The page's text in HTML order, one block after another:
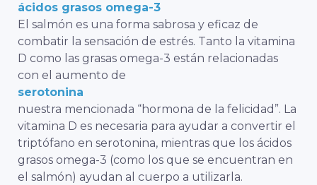
ácidos grasos omega-3
El salmón es una forma sabrosa y eficaz de
combatir la sensación de estrés. Tanto la vitamina
D como las grasas omega-3 están relacionadas
con el aumento de
serotonina
nuestra mencionada “hormona de la felicidad”. La
vitamina D es necesaria para ayudar a convertir el
triptófano en serotonina, mientras que los ácidos
grasos omega-3 (como los que se encuentran en
el salmón) ayudan al cuerpo a utilizarla.